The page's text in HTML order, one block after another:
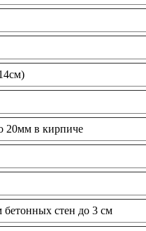
20мм в кирпиче
стен до 3 см